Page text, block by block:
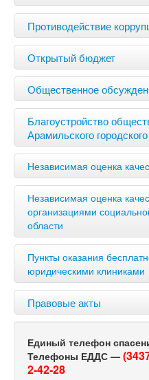
Противодействие
Открытый бюджет
Общественное
Благоустройство
Арамильского
Независимая оценка
Независимая оценка
организациями
области
Пункты оказания
юридическими клиниками
Правовые акты
Единый телефон
Телефоны ЕДДС —
2-42-28